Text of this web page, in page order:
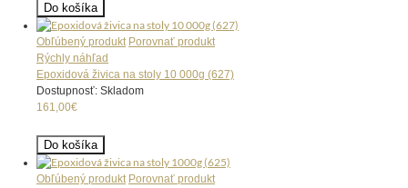
Do košíka
Obľúbený produkt Porovnať produkt
Rýchly náhľad
Epoxidová živica na stoly 10 000g (627)
Dostupnosť: Skladom
161,00€
Do košíka
Obľúbený produkt Porovnať produkt